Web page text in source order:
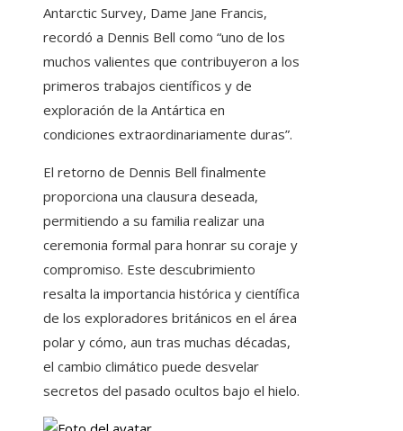
Antarctic Survey, Dame Jane Francis,
recordó a Dennis Bell como “uno de los
muchos valientes que contribuyeron a los
primeros trabajos científicos y de
exploración de la Antártica en
condiciones extraordinariamente duras”.
El retorno de Dennis Bell finalmente
proporciona una clausura deseada,
permitiendo a su familia realizar una
ceremonia formal para honrar su coraje y
compromiso. Este descubrimiento
resalta la importancia histórica y científica
de los exploradores británicos en el área
polar y cómo, aun tras muchas décadas,
el cambio climático puede desvelar
secretos del pasado ocultos bajo el hielo.